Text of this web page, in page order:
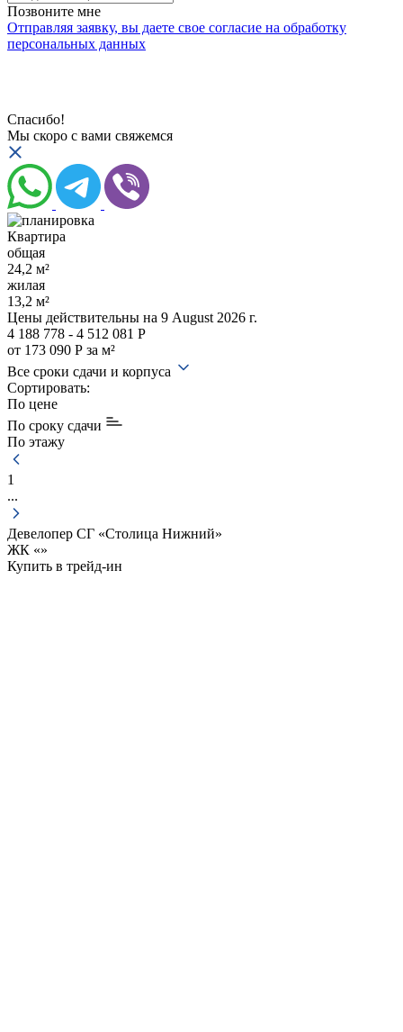
Позвоните мне
Отправляя заявку, вы даете свое согласие на обработку
персональных данных
Спасибо!
Мы скоро с вами свяжемся
Квартира
общая
24,2 м²
жилая
13,2 м²
Цены действительны на 9 August 2026 г.
4 188 778 - 4 512 081 Р
от 173 090 Р за м²
Все сроки сдачи и корпуса
Сортировать:
По цене
По сроку сдачи
По этажу
1
...
Девелопер СГ «Столица Нижний»
ЖК «»
Купить в трейд-ин